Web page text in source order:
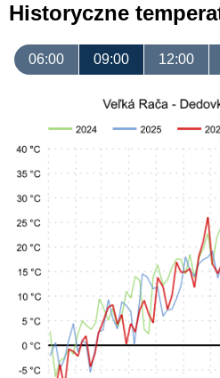
Historyczne
06:00 09:00 12:00